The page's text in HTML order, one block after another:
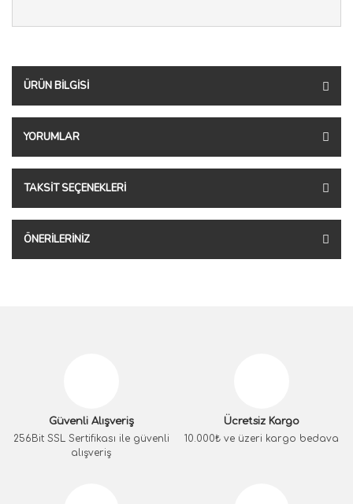
ÜRÜN BILGISI
YORUMLAR
TAKSIT SEÇENEKLERI
ÖNERILERINIZ
Güvenli Alışveriş
256Bit SSL Sertifikası ile güvenli
alışveriş
Ücretsiz Kargo
10.000₺ ve üzeri kargo bedava